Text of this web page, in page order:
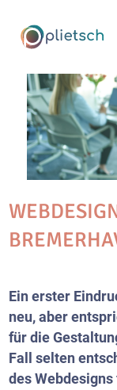
Ein erster
neu, aber
für die
Fall selten
des